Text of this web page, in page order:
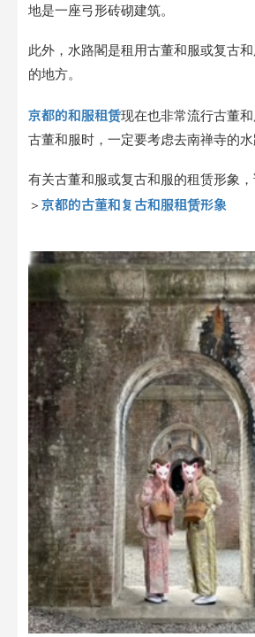
地是一座弓形砖砌建筑。
此外，水路閣是租用古董和服或复古
的地方。
京都的和服租赁现在也非常流行古董
古董和服时，一定要考虑去南禅寺的水
有关古董和服或复古和服的租赁形象
＞ 京都的古董和复古和服租赁形象